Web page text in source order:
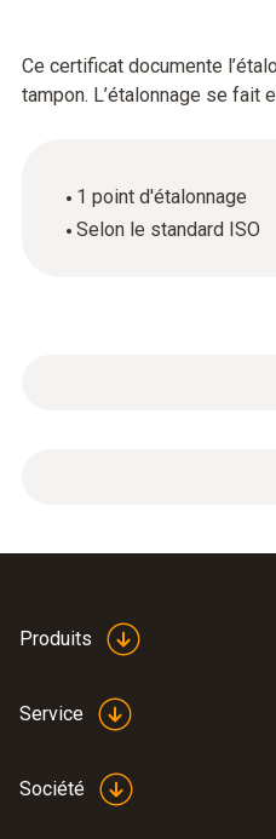
Ce certificat documente
tampon. L’étalonnage se fait
1 point d'étalonnage
Selon le standard ISO
Certificat d'étalonnage
Produits
Service
Société